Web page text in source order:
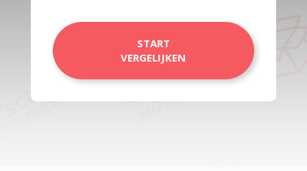
START
VERGELIJKEN